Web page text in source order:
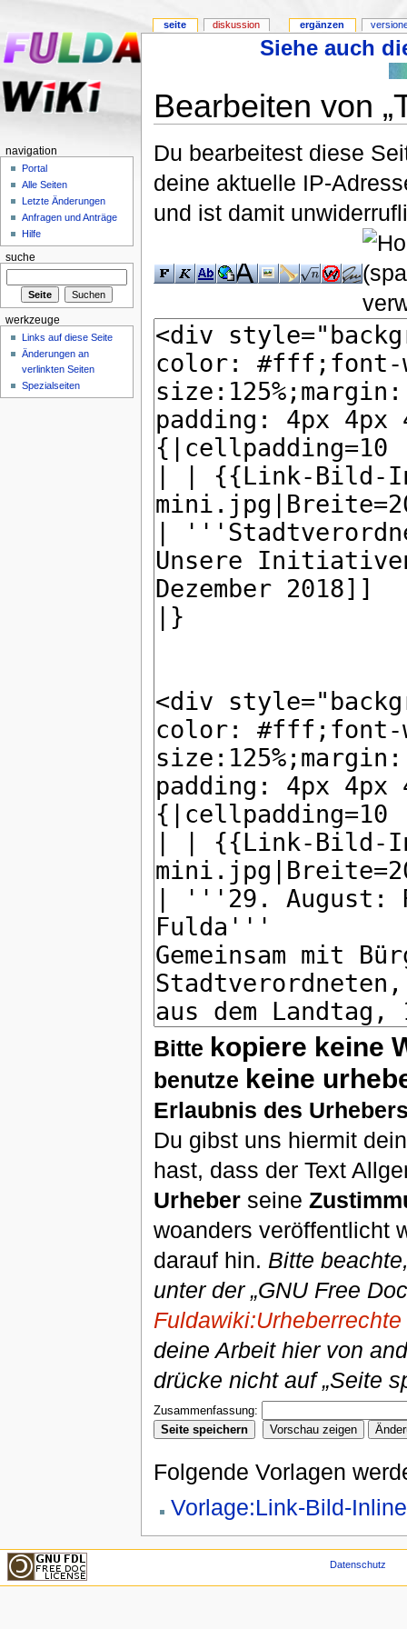
Siehe auch
Bearbeiten von
Du bearbeitest diese
deine aktuelle IP-
und ist damit
Bitte kopiere keine
benutze keine
Erlaubnis des
Du gibst uns hiermit
hast, dass der Text
Urheberseine
woanders veröffentlicht
darauf hin. Bitte
unter der „GNU Free
Fuldawiki:Urheberrechte
deine Arbeit hier von
drücke nicht auf „Seite
Zusammenfassung:
Folgende Vorlagen
Vorlage:Link-Bild-Inline
seite diskussion ergänzen
navigation
Portal
Alle Seiten
Letzte Änderungen
Anfragen und Anträge
Hilfe
suche
werkzeuge
Links auf diese Seite
Änderungen an
verlinkten Seiten
Spezialseiten
Datenschutz